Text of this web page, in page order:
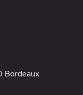
Bordeaux